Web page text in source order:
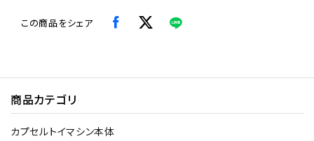
この商品をシェア
商品カテゴリ
カプセルトイマシン本体